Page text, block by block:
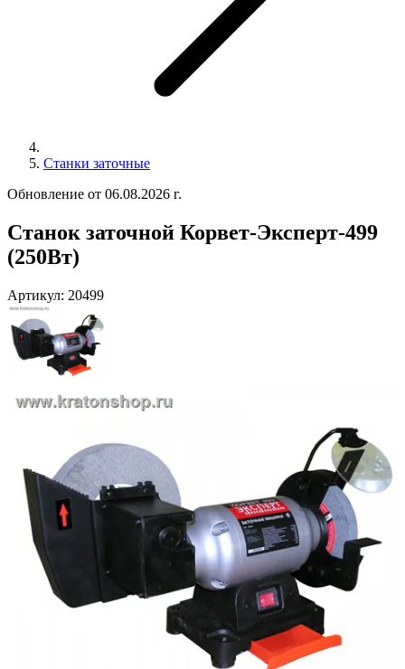
Станки заточные
Обновление от 06.08.2026 г.
Станок заточной Корвет-Эксперт-499
(250Вт)
Артикул: 20499